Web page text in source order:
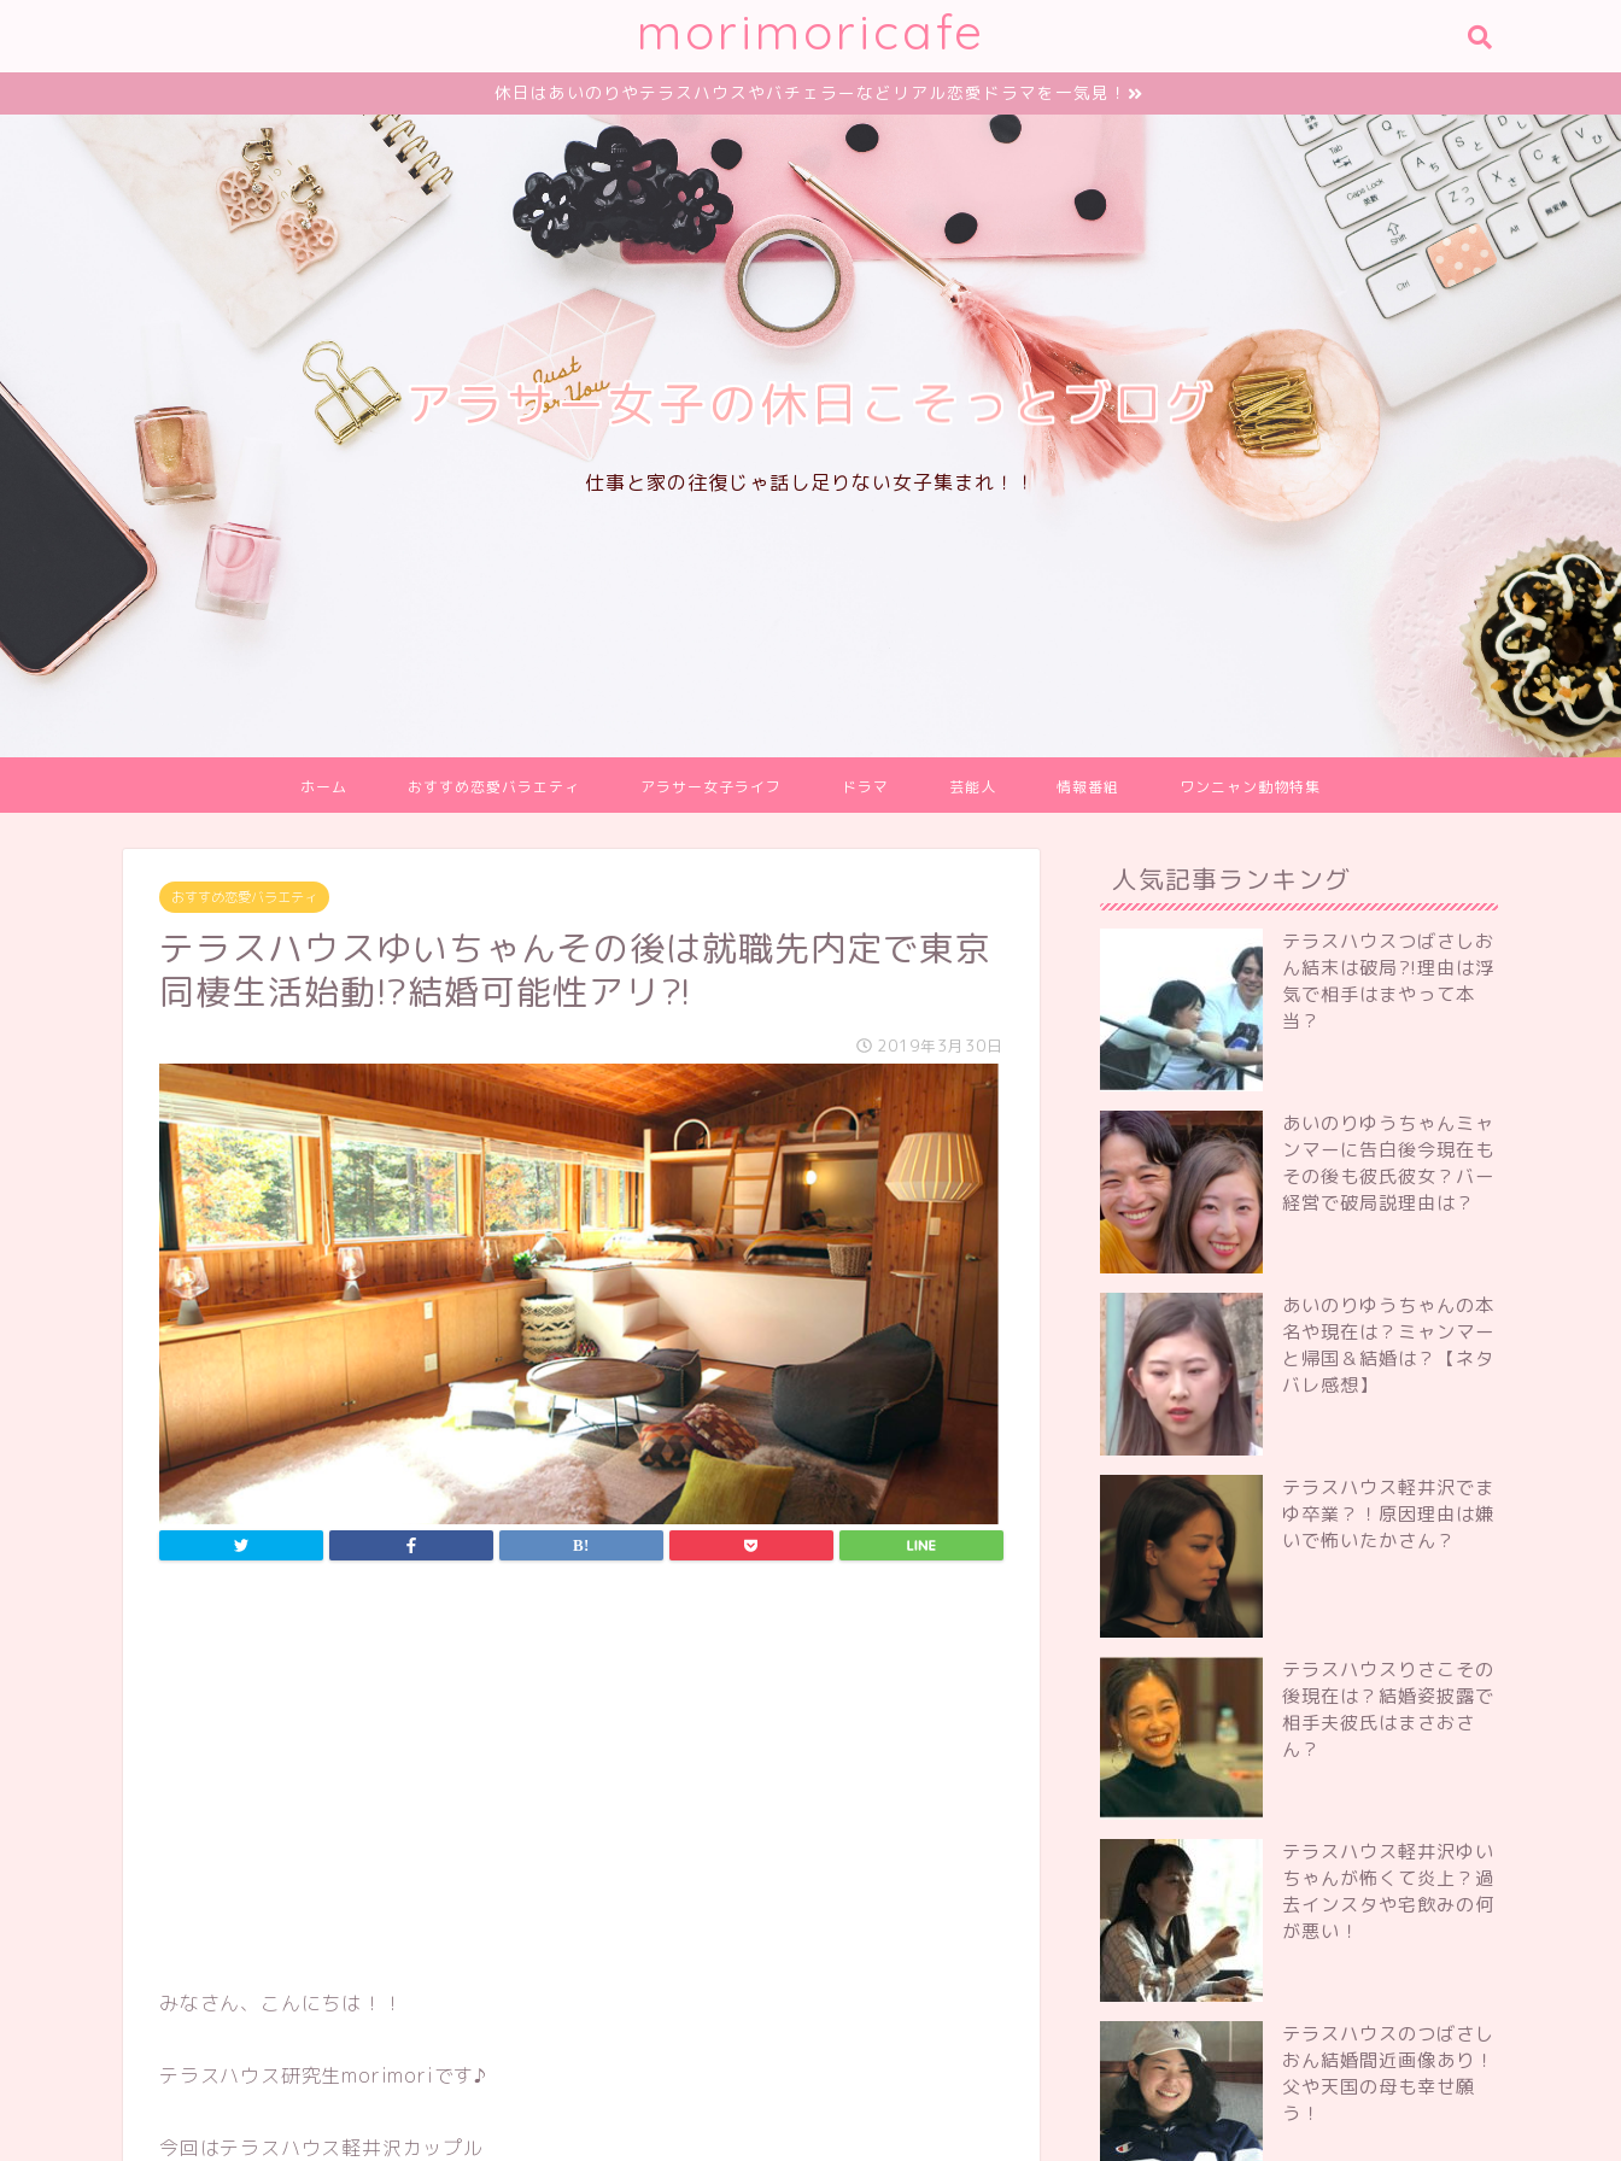
morimoricafe
休日はあいのりやテラスハウスやバチェラーなどリアル恋愛ドラマを一気見！
アラサー女子の休日こそっとブログ
仕事と家の往復じゃ話し足りない女子集まれ！！
ホーム おすすめ恋愛バラエティ アラサー女子ライフ ドラマ 芸能人 情報番組 ワンニャン動物特集
おすすめ恋愛バラエティ
テラスハウスゆいちゃんその後は就職先内定で東京
同棲生活始動!?結婚可能性アリ?!
2019年3月30日
みなさん、こんにちは！！
テラスハウス研究生morimoriです♪
今回はテラスハウス軽井沢カップル
人気記事ランキング
テラスハウスつばさしお
ん結末は破局?!理由は浮
気で相手はまやって本
当？
あいのりゆうちゃんミャ
ンマーに告白後今現在も
その後も彼氏彼女？バー
経営で破局説理由は？
あいのりゆうちゃんの本
名や現在は？ミャンマー
と帰国＆結婚は？【ネタ
バレ感想】
テラスハウス軽井沢でま
ゆ卒業？！原因理由は嫌
いで怖いたかさん？
テラスハウスりさこその
後現在は？結婚姿披露で
相手夫彼氏はまさおさ
ん？
テラスハウス軽井沢ゆい
ちゃんが怖くて炎上？過
去インスタや宅飲みの何
が悪い！
テラスハウスのつばさし
おん結婚間近画像あり！
父や天国の母も幸せ願
う！